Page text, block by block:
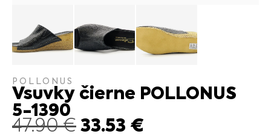
POLLONUS
Vsuvky čierne POLLONUS
5-1390
47.90€33.53 €